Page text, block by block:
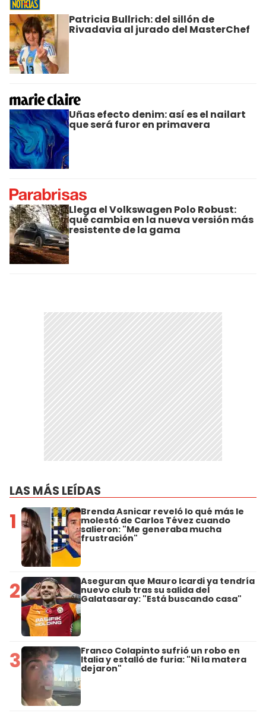
Patricia Bullrich: del sillón de
Rivadavia al jurado del MasterChef
Uñas efecto denim: así es el nailart
que será furor en primavera
Llega el Volkswagen Polo Robust:
qué cambia en la nueva versión más
resistente de la gama
LAS MÁS LEÍDAS
1 Brenda Asnicar reveló lo qué más le
molestó de Carlos Tévez cuando
salieron: "Me generaba mucha
frustración"
2 Aseguran que Mauro Icardi ya tendría
nuevo club tras su salida del
Galatasaray: "Está buscando casa"
3 Franco Colapinto sufrió un robo en
Italia y estalló de furia: "Ni la matera
dejaron"